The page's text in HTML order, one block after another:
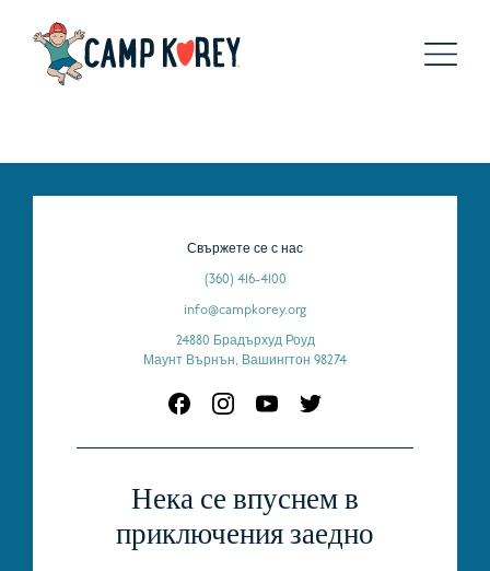
Нека се впуснем в
приключения заедно
Свържете се с нас
(360) 416-4100
info@campkorey.org
24880 Брадърхуд Роуд
Маунт Върнън, Вашингтон 98274